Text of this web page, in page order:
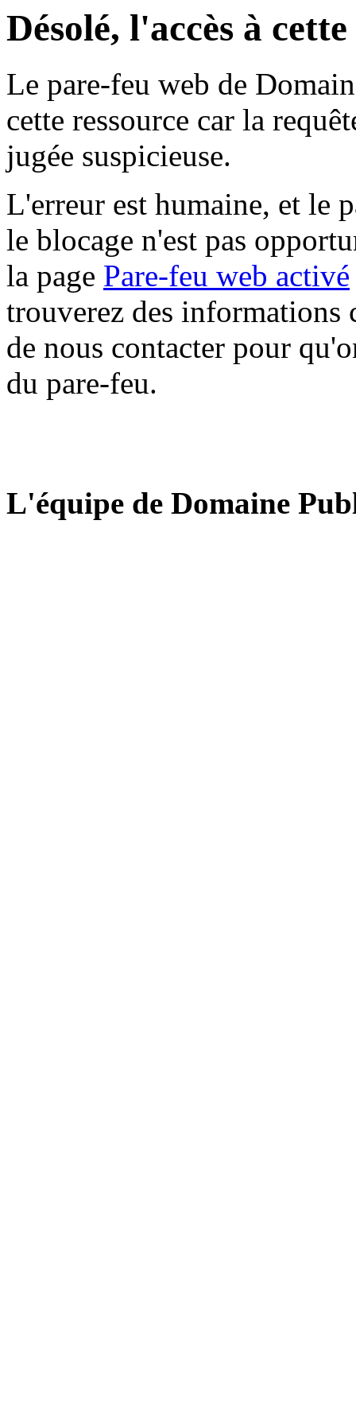
Désolé, l'accès à
Le pare-feu web de
cette ressource car la
jugée suspicieuse.
L'erreur est humaine, et le
le blocage n'est pas
la page Pare-feu web activé
trouverez des informations
de nous contacter pour
du pare-feu.
L'équipe de Domaine